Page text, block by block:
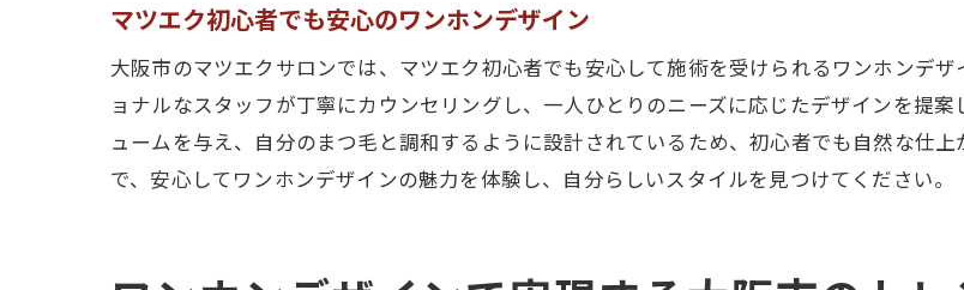
体験者が語るワンホンデザインの魅力
ワンホンデザインで変わる大阪市のイメー
大阪市のサロンで体感するワンホンデザイ
ワンホンデザインによる大阪市の美的体験
ワンホンデザインで味わう大阪市の新境地
自分だけのワンホンデザインを楽しむ大阪市の
マツエク初心者でも安心のワンホンデザイン
大阪市のマツエクサロンでは、マツエク初心者でも安心して施術を受けられるワンホンデ
ョナルなスタッフが丁寧にカウンセリングし、一人ひとりのニーズに応じたデザインを提
ュームを与え、自分のまつ毛と調和するように設計されているため、初心者でも自然な仕
で、安心してワンホンデザインの魅力を体験し、自分らしいスタイルを見つけてください。